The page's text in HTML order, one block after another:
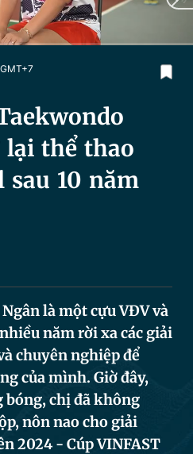
Tin 24h
Magazine
thoại
thể thao
sau 10 năm
là một cựu VĐV và
năm rời xa các giải
chuyên nghiệp để
của mình. Giờ đây,
bóng, chị đã không
nôn nao cho giải
2024 - Cúp VINFAST